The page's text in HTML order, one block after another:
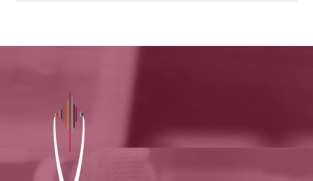
Bimaristans
23/02/2026